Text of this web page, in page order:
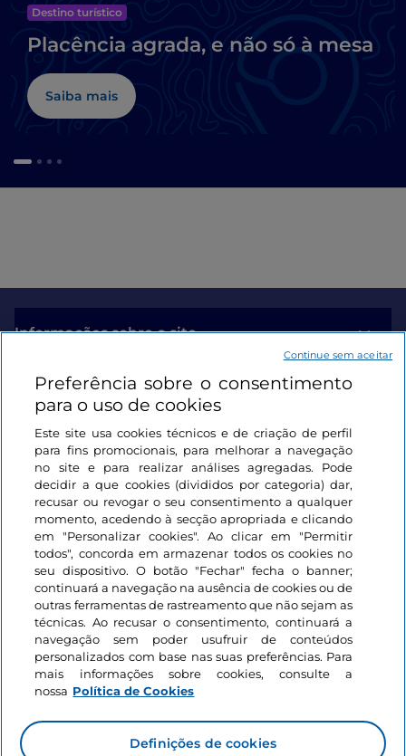
Destino turístico
Placência agrada, e não só à mesa
Saiba mais
Informações sobre o site
Ligações úteis
Iniciar sessão
Mantenha-se em contacto
Preferência sobre o consentimento
para o uso de cookies
Este site usa cookies técnicos e de criação de perfil
para fins promocionais, para melhorar a navegação
no site e para realizar análises agregadas. Pode
decidir a que cookies (divididos por categoria) dar,
recusar ou revogar o seu consentimento a qualquer
momento, acedendo à secção apropriada e clicando
em "Personalizar cookies". Ao clicar em "Permitir
todos", concorda em armazenar todos os cookies no
seu dispositivo. O botão "Fechar" fecha o banner;
continuará a navegação na ausência de cookies ou de
outras ferramentas de rastreamento que não sejam as
técnicas. Ao recusar o consentimento, continuará a
navegação sem poder usufruir de conteúdos
personalizados com base nas suas preferências. Para
mais informações sobre cookies, consulte a
nossa Política de Cookies
Definições de cookies
Continue sem aceitar